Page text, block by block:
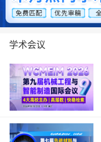
学术会议